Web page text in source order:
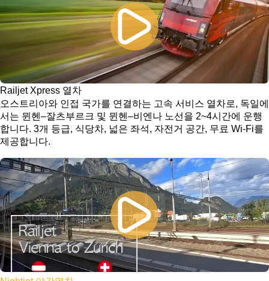
Railjet Xpress 열차
오스트리아와 인접 국가를 연결하는 고속 서비스 열차로, 독일에
서는 뮌헨–잘츠부르크 및 뮌헨–비엔나 노선을 2~4시간에 운행
합니다. 3개 등급, 식당차, 넓은 좌석, 자전거 공간, 무료 Wi-Fi를
제공합니다.